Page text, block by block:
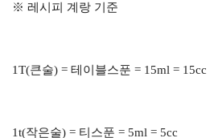
※ 레시피 계랑 기준
1T(큰술) = 테이블스푼 = 15ml = 15cc
1t(작은술) = 티스푼 = 5ml = 5cc